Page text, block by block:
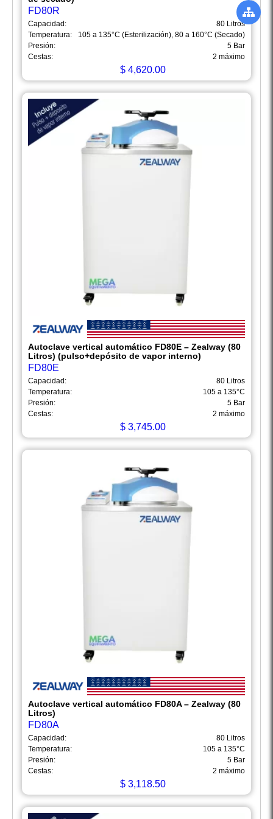
FD80R
Capacidad:
80 Litros
Temperatura:
105 a 135°C (Esterilización), 80 a 160°C (Secado)
Presión:
5 Bar
Cestas:
2 máximo
$4,620.00
Autoclave vertical automático FD80E – Zealway (80
Litros) (pulso+depósito de vapor interno)
FD80E
Capacidad:
80 Litros
Temperatura:
105 a 135°C
Presión:
5 Bar
Cestas:
2 máximo
$3,745.00
Autoclave vertical automático FD80A – Zealway (80
Litros)
FD80A
Capacidad:
80 Litros
Temperatura:
105 a 135°C
Presión:
5 Bar
Cestas:
2 máximo
$3,118.50